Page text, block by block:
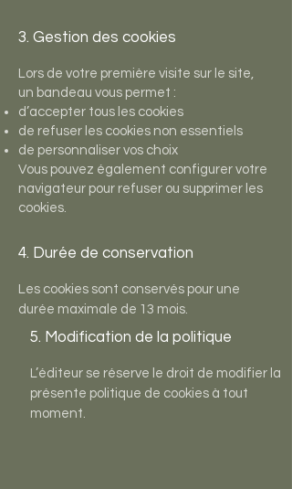
3. Gestion des cookies
Lors de votre première visite sur le site,
un bandeau vous permet :
d’accepter tous les cookies
de refuser les cookies non essentiels
de personnaliser vos choix
Vous pouvez également configurer votre
navigateur pour refuser ou supprimer les
cookies.
4. Durée de conservation
Les cookies sont conservés pour une
durée maximale de 13 mois.
5. Modification de la politique
L’éditeur se réserve le droit de modifier la
présente politique de cookies à tout
moment.